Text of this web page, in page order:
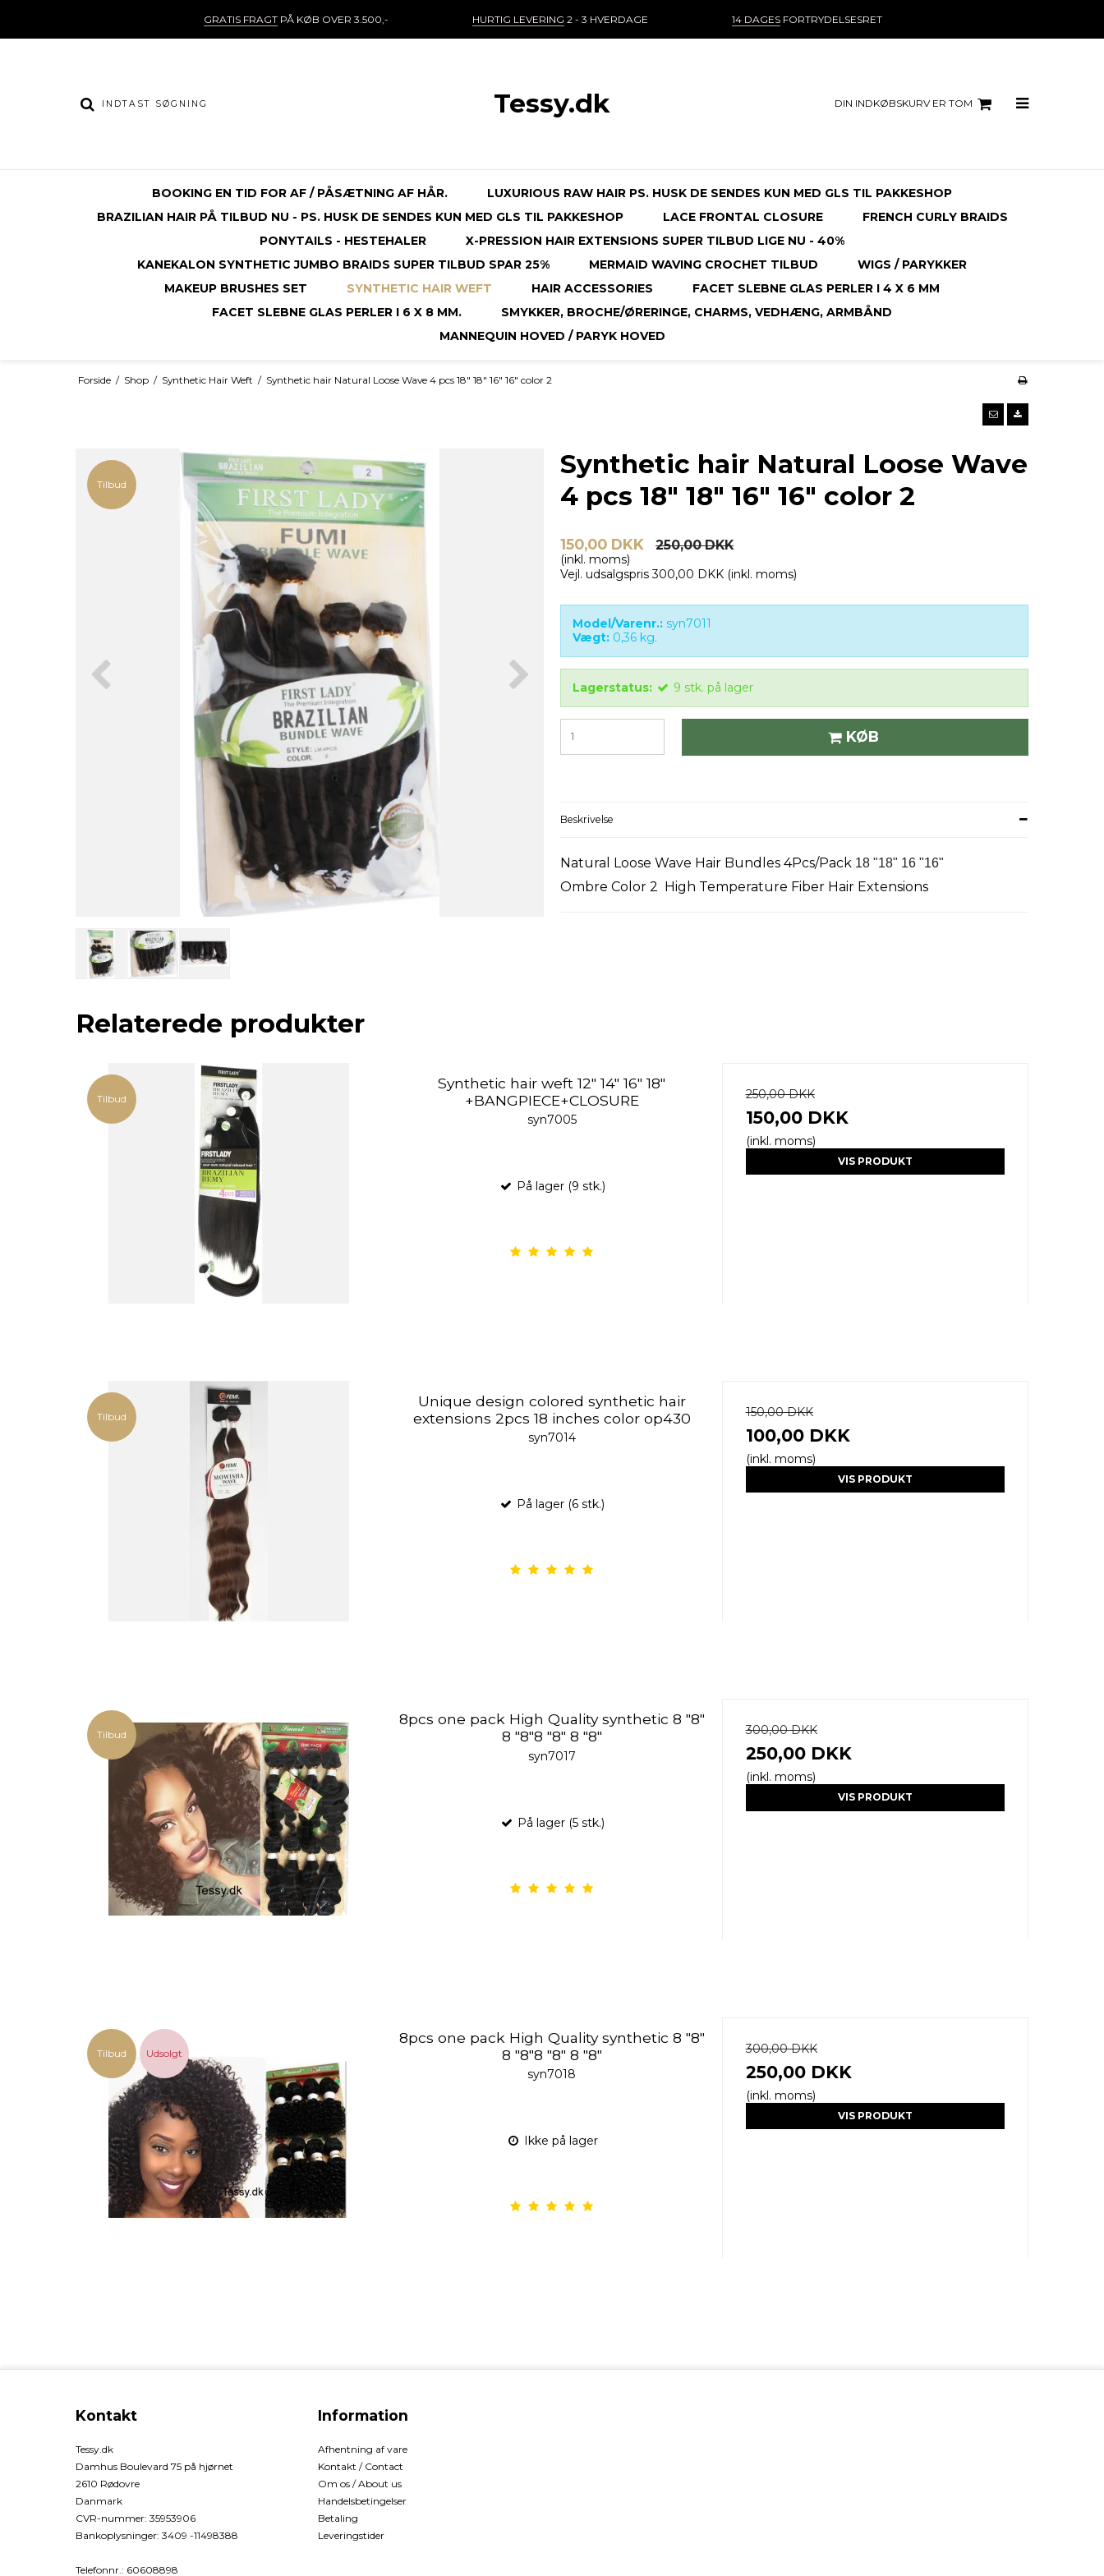
GRATIS FRAGTPÅ KØB OVER 3.500,- HURTIG LEVERING 2 - 3 HVERDAGE 14 DAGESFORTRYDELSESRET
Tessy.dk DIN INDKØBSKURV ER TOM
BOOKING EN TID FOR AF / PÅSÆTNING AF HÅR.
LUXURIOUS RAW HAIR PS. HUSK DE SENDES KUN MED GLS TIL PAKKESHOP
BRAZILIAN HAIR PÅ TILBUD NU - PS. HUSK DE SENDES KUN MED GLS TIL PAKKESHOP
LACE FRONTAL CLOSURE
FRENCH CURLY BRAIDS
PONYTAILS - HESTEHALER
X-PRESSION HAIR EXTENSIONS SUPER TILBUD LIGE NU - 40%
KANEKALON SYNTHETIC JUMBO BRAIDS SUPER TILBUD SPAR 25%
MERMAID WAVING CROCHET TILBUD
WIGS / PARYKKER
MAKEUP BRUSHES SET
SYNTHETIC HAIR WEFT HAIR ACCESSORIES
FACET SLEBNE GLAS PERLER I 4 X 6 MM
FACET SLEBNE GLAS PERLER I 6 X 8 MM.
SMYKKER, BROCHE/ØRERINGE, CHARMS, VEDHÆNG, ARMBÅND
MANNEQUIN HOVED / PARYK HOVED
Forside / Shop / Synthetic Hair Weft / Synthetic hair Natural Loose Wave 4 pcs 18" 18" 16" 16" color 2
Tilbud
Synthetic hair Natural Loose Wave
4 pcs 18" 18" 16" 16" color 2
150,00 DKK 250,00 DKK
(inkl. moms)
Vejl. udsalgspris 300,00 DKK (inkl. moms)
Model/Varenr.: syn7011
Vægt: 0,36 kg.
Lagerstatus: 9 stk. på lager
KØB
Beskrivelse
Natural Loose Wave Hair Bundles 4Pcs/Pack 18 "18" 16 "16"
Ombre Color 2 High Temperature Fiber Hair Extensions
Relaterede produkter
Tilbud
Synthetic hair weft 12" 14" 16" 18"
+BANGPIECE+CLOSURE
syn7005
På lager (9 stk.)
250,00 DKK
150,00 DKK
(inkl. moms)
VIS PRODUKT
Tilbud
Unique design colored synthetic hair
extensions 2pcs 18 inches color op430
syn7014
På lager (6 stk.)
150,00 DKK
100,00 DKK
(inkl. moms)
VIS PRODUKT
Tilbud
8pcs one pack High Quality synthetic 8 "8"
8 "8"8 "8" 8 "8"
syn7017
På lager (5 stk.)
300,00 DKK
250,00 DKK
(inkl. moms)
VIS PRODUKT
Tilbud Udsolgt
8pcs one pack High Quality synthetic 8 "8"
8 "8"8 "8" 8 "8"
syn7018
Ikke på lager
300,00 DKK
250,00 DKK
(inkl. moms)
VIS PRODUKT
Kontakt
Tessy.dk
Damhus Boulevard 75 på hjørnet
2610 Rødovre
Danmark
CVR-nummer: 35953906
Bankoplysninger: 3409 -11498388
Telefonnr. : 60608898
Information
Afhentning af vare
Kontakt / Contact
Om os / About us
Handelsbetingelser
Betaling
Leveringstider